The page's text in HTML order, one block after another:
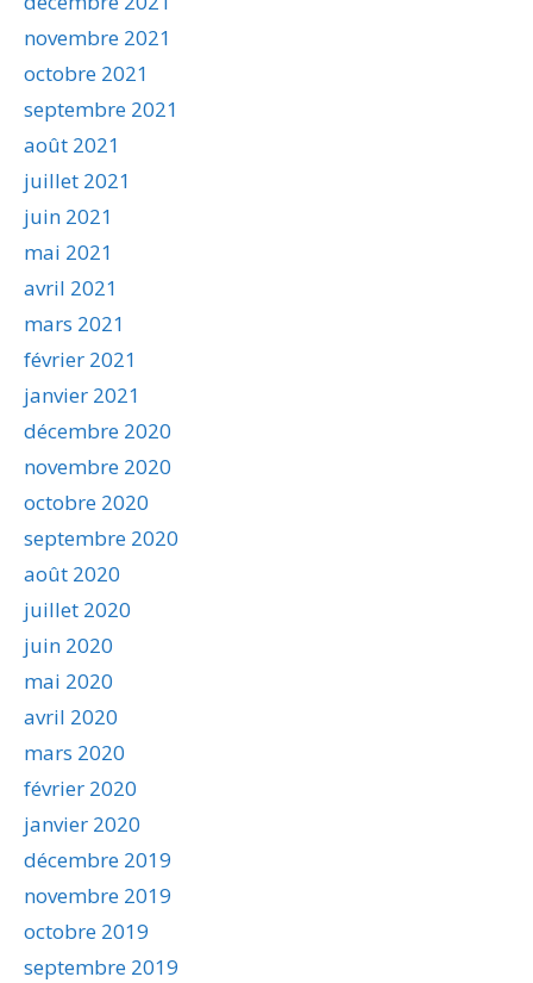
novembre 2021
octobre 2021
septembre 2021
août 2021
juillet 2021
juin 2021
mai 2021
avril 2021
mars 2021
février 2021
janvier 2021
décembre 2020
novembre 2020
octobre 2020
septembre 2020
août 2020
juillet 2020
juin 2020
mai 2020
avril 2020
mars 2020
février 2020
janvier 2020
décembre 2019
novembre 2019
octobre 2019
septembre 2019